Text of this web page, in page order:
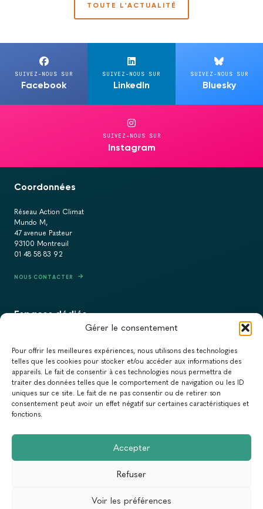
Gérer le consentement
Pour offrir les meilleures expériences, nous utilisons des technologies
telles que les cookies pour stocker et/ou accéder aux informations des
appareils. Le fait de consentir à ces technologies nous permettra de
traiter des données telles que le comportement de navigation ou les ID
uniques sur ce site. Le fait de ne pas consentir ou de retirer son
consentement peut avoir un effet négatif sur certaines caractéristiques et
fonctions.
Accepter
Refuser
Voir les préférences
TOUTE L'ACTUALITÉ
SUIVEZ-NOUS SUR
Facebook
SUIVEZ-NOUS SUR
LinkedIn
SUIVEZ-NOUS SUR
Bluesky
SUIVEZ-NOUS SUR
Instagram
Coordonnées
Réseau Action Climat
Mundo M,
47 avenue Pasteur
93100 Montreuil
01 48 58 83 92
NOUS CONTACTER
Espaces dédiés
RECRUTEMENT
ACTUALITÉS
NEWSLETTER
Newsletter
Abonnez-vous à la newsletter du Réseau Action Climat.